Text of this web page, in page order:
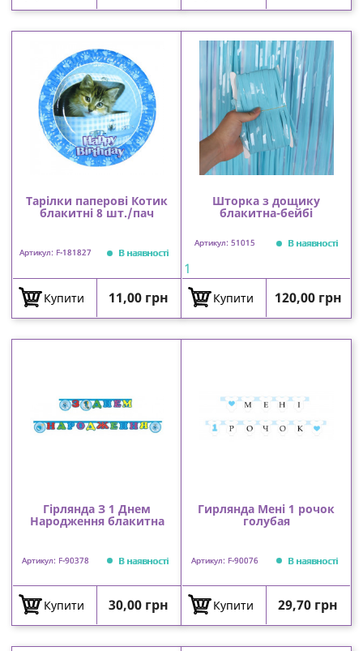
Тарілки паперові Котик
блакитні 8 шт./пач
Артикул: F-181827 В наявності
Купити Ціна
11,00 грн
Шторка з дощику
блакитна-бейбі
Артикул: 51015 В наявності
1
Купити Ціна
120,00 грн
Гірлянда З 1 Днем
Народження блакитна
Артикул: F-90378 В наявності
Купити Ціна
30,00 грн
Гирлянда Мені 1 рочок
голубая
Артикул: F-90076 В наявності
Купити Ціна
29,70 грн